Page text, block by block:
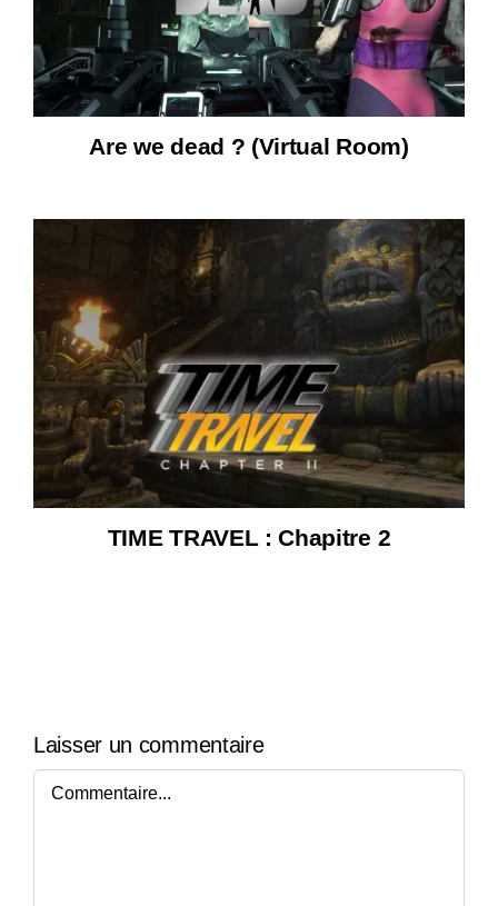
Are we dead ? (Virtual Room)
TIME TRAVEL : Chapitre 2
Laisser un commentaire
Commentaire